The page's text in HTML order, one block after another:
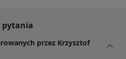
pytania
przez Krzysztof